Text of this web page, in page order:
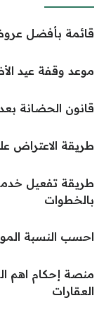
قائمة بأفضل عروض
موعد وقفة عيد الأضحى
قانون الحضانة
طريقة الاعتراض
بالخطوات
احسب النسبة
منصة إحكام اهم
العقارات